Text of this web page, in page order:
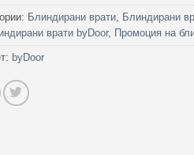
Блиндирани врати, Блиндирани
врати byDoor, Промоция на
byDoor